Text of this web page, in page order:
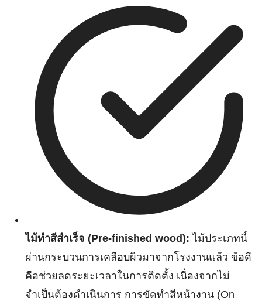
ไม้ทำสีสำเร็จ (Pre-finished wood): ไม้ประเภทนี้
ผ่านกระบวนการเคลือบผิวมาจากโรงงานแล้ว ข้อดี
คือช่วยลดระยะเวลาในการติดตั้ง เนื่องจากไม่
จำเป็นต้องดำเนินการ การขัดทำสีหน้างาน (On